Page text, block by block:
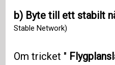
b) Byte till ett stabilt
Stable Network)
Om tricket "